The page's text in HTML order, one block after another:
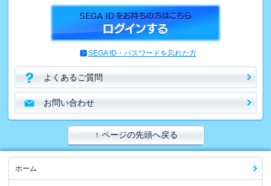
SEGA ID・パスワードを忘れた方
よくあるご質問
お問い合わせ
↑ ページの先頭へ戻る
ホーム